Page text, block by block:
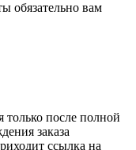
обязательно вам
после полной
заказа
ссылка на